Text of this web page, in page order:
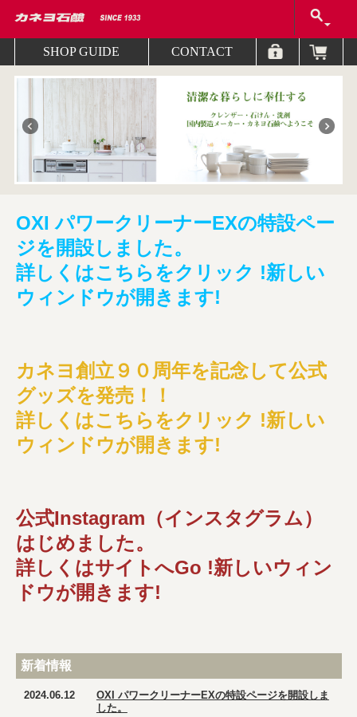
SHOP GUIDE CONTACT
OXI パワークリーナーEXの特設ペー
ジを開設しました。
詳しくはこちらをクリック !新しい
ウィンドウが開きます!
カネヨ創立９０周年を記念して公式
グッズを発売！！
詳しくはこちらをクリック !新しい
ウィンドウが開きます!
公式Instagram（インスタグラム）
はじめました。
詳しくはサイトへGo !新しいウィン
ドウが開きます!
新着情報
2024.06.12
OXI パワークリーナーEXの特設ページを開設しま
した。